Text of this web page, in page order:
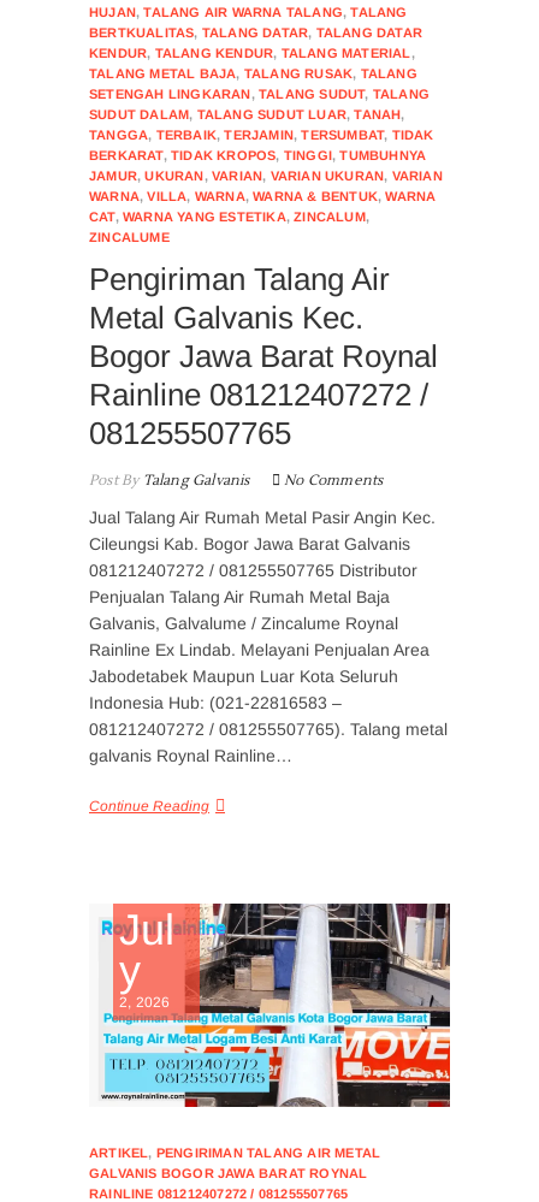
HUJAN,TALANG AIR WARNA TALANG,TALANG
BERTKUALITAS, TALANG DATAR, TALANG DATAR
KENDUR, TALANG KENDUR, TALANG MATERIAL ,
TALANG METAL BAJA, TALANG RUSAK, TALANG
SETENGAH LINGKARAN,TALANG SUDUT, TALANG
SUDUT DALAM, TALANG SUDUT LUAR,TANAH,
TANGGA, TERBAIK,TERJAMIN,TERSUMBAT, TIDAK
BERKARAT,TIDAK KROPOS, TINGGI,TUMBUHNYA
JAMUR,UKURAN,VARIAN, VARIAN UKURAN, VARIAN
WARNA,VILLA, WARNA,WARNA & BENTUK,WARNA
CAT,WARNA YANG ESTETIKA,ZINCALUM,
ZINCALUME
Pengiriman Talang Air
Metal Galvanis Kec.
Bogor Jawa Barat Roynal
Rainline 081212407272 /
081255507765
Post ByTalang Galvanis No Comments
Jual Talang Air Rumah Metal Pasir Angin Kec.
Cileungsi Kab. Bogor Jawa Barat Galvanis
081212407272 / 081255507765 Distributor
Penjualan Talang Air Rumah Metal Baja
Galvanis, Galvalume / Zincalume Roynal
Rainline Ex Lindab. Melayani Penjualan Area
Jabodetabek Maupun Luar Kota Seluruh
Indonesia Hub: (021-22816583 –
081212407272 / 081255507765). Talang metal
galvanis Roynal Rainline…
Continue Reading
Jul
y
2, 2026
ARTIKEL, PENGIRIMAN TALANG AIR METAL
GALVANIS BOGOR JAWA BARAT ROYNAL
RAINLINE 081212407272 / 081255507765